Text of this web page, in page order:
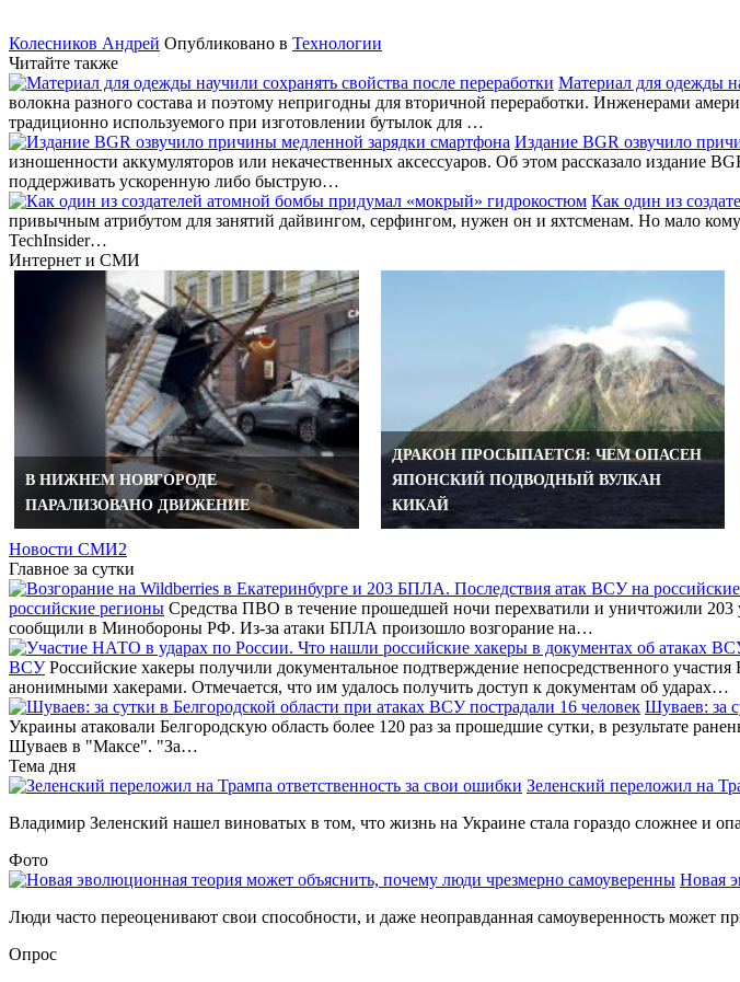
Колесников Андрей Опубликовано в Технологии
Читайте также
Материал для одежды
волокна разного состава и поэтому непригодны для вторичной переработки. Инженерами
традиционно используемого при изготовлении бутылок для …
Издание BGR озвучило
изношенности аккумуляторов или некачественных аксессуаров. Об этом рассказало издание
поддерживать ускоренную либо быструю…
Как один из
привычным атрибутом для занятий дайвингом, серфингом, нужен он и яхтсменам. Но мало
TechInsider…
Интернет и СМИ
В НИЖНЕМ НОВГОРОДЕ
ПАРАЛИЗОВАНО ДВИЖЕНИЕ
ДРАКОН ПРОСЫПАЕТСЯ: ЧЕМ ОПАСЕН
ЯПОНСКИЙ ПОДВОДНЫЙ ВУЛКАН
КИКАЙ
Новости СМИ2
Главное за сутки
российские регионы Средства ПВО в течение прошедшей ночи перехватили и уничтожили 203
сообщили в Минобороны РФ. Из-за атаки БПЛА произошло возгорание на…
ВСУРоссийские хакеры получили документальное подтверждение непосредственного
анонимными хакерами. Отмечается, что им удалось получить доступ к документам об ударах…
Шуваев: за
Украины атаковали Белгородскую область более 120 раз за прошедшие сутки, в результате
Шуваев в "Максе". "За…
Тема дня
Зеленский переложил на
Владимир Зеленский нашел виноватых в том, что жизнь на Украине стала гораздо сложнее и
Фото
Новая
Люди часто переоценивают свои способности, и даже неоправданная самоуверенность может
Опрос